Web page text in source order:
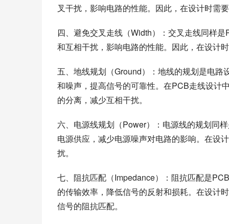
叉干扰，影响电路的性能。因此，在设计时需
四、避免交叉走线（Width）：交叉走线同样
和互相干扰，影响电路的性能。因此，在设计
五、地线规划（Ground）：地线的规划是电
和噪声，提高信号的可靠性。在PCB走线设计
的分离，减少互相干扰。
六、电源线规划（Power）：电源线的规划同
电源供应，减少电源噪声对电路的影响。在设
扰。
七、阻抗匹配（Impedance）：阻抗匹配是
的传输效率，降低信号的反射和损耗。在设计
信号的阻抗匹配。